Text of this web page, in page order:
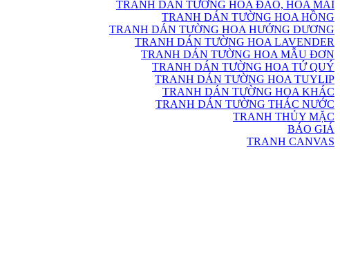
TRANH DÁN TƯỜNG HOA ĐÀO, HOA MAI
TRANH DÁN TƯỜNG HOA HỒNG
TRANH DÁN TƯỜNG HOA HƯỚNG DƯƠNG
TRANH DÁN TƯỜNG HOA LAVENDER
TRANH DÁN TƯỜNG HOA MẪU ĐƠN
TRANH DÁN TƯỜNG HOA TỨ QUÝ
TRANH DÁN TƯỜNG HOA TUYLIP
TRANH DÁN TƯỜNG HOA KHÁC
TRANH DÁN TƯỜNG THÁC NƯỚC
TRANH THỦY MẶC
BÁO GIÁ
TRANH CANVAS